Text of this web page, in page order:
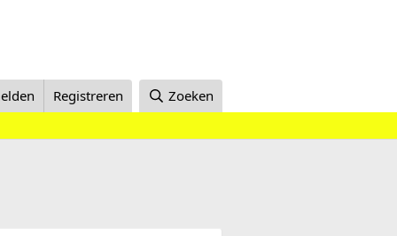
Registreren Zoeken